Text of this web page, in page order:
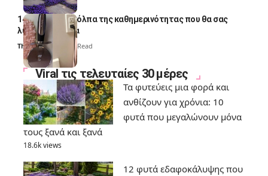
14 πανέξυπνα κόλπα της καθημερινότητας που θα σας
λύσουν τα χέρια
Thali Ombre 6 Min Read
Viral τις τελευταίες 30 μέρες
Τα φυτεύεις μια φορά και
ανθίζουν για χρόνια: 10
φυτά που μεγαλώνουν μόνα
τους ξανά και ξανά
18.6k views
12 φυτά εδαφοκάλυψης που